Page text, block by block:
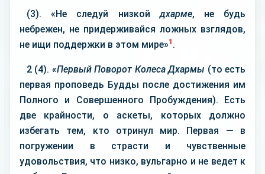
(3). «Не следуй низкойдхарме, не будь
небрежен, не придерживайся ложных взглядов,
не ищи поддержки в этом мире»1 .
2 (4). «Первый Поворот Колеса Дхармы (то есть
первая проповедь Будды после достижения им
Полного и Совершенного Пробуждения). Есть
две крайности, о аскеты, которых должно
избегать тем, кто отринул мир. Первая — в
погружении в страсти и чувственные
удовольствия, что низко, вульгарно и не ведет к